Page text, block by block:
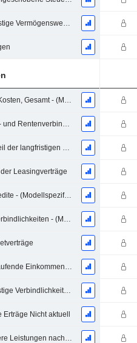
Andere langfristige Vermögenswerte, Gesamt - (Modellspezifisch)
Aufgelaufene Kosten, Gesamt - (Modellspezifisch)
Versicherungs- und Rentenverbindlichkeiten
Laufender Anteil der langfristigen Verschuldung - (Modellspezifisch)
Leasingverträge
Kurzfristige Kredite - (Modellspezifisch)
Langfristige Verbindlichkeiten - (Modellspezifisch)
Zu zahlende laufende Einkommensteuern
Andere kurzfristige Verbindlichkeiten - (Brok / FS / Vers. / REIT Vorlage)
Nicht aktuell
Renten & andere Leistungen nach dem Ruhestand